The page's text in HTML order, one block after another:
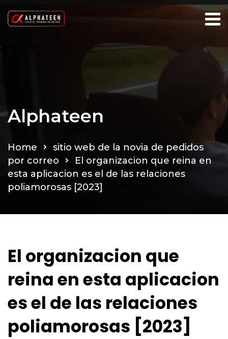
Alphateen
Home
sitio web de la novia de pedidos
por correo
El organizacion que reina en
esta aplicacion es el de las relaciones
poliamorosas [2023]
El organizacion que
reina en esta aplicacion
es el de las relaciones
poliamorosas [2023]